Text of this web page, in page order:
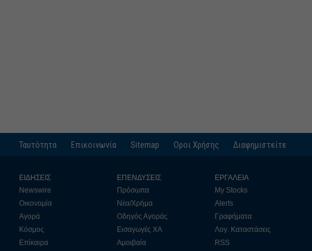
Ταυτότητα Επικοινωνία Sitemap Οροι Χρήσης Διαφημιστείτε
ΕΙΔΗΣΕΙΣ
Newswire
Οικονομία
Αγορά
Κόσμος
Επίκαιρα
ΕΠΕΝΔΥΣΕΙΣ
Πρόσωπα
Νέα/Χρήμα
Οδηγός Αγοράς
Εισαγωγές ΧΑ
Αμοιβαία
ΕΡΓΑΛΕΙΑ
My Stocks
Alerts
Γραφήματα
Λογ. Καταστάσεις
RSS